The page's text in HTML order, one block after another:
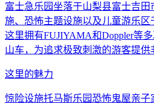
富士急乐园坐落于山梨县富士吉
施、恐怖主题设施以及儿童游乐区
这里拥有FUJIYAMA和Doppler等
山车，为追求极致刺激的游客提供
这里的魅力
惊险设施托马斯乐园恐怖鬼屋亲子